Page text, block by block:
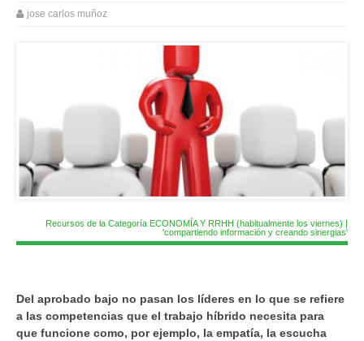
jose carlos muñoz
Recursos de la Categoría ECONOMÍA Y RRHH (habitualmente los viernes) |
'compartiendo información y creando sinergias'
Del aprobado bajo no pasan los líderes en lo que se refiere
a las competencias que el trabajo híbrido necesita para
que funcione como, por ejemplo, la empatía, la escucha